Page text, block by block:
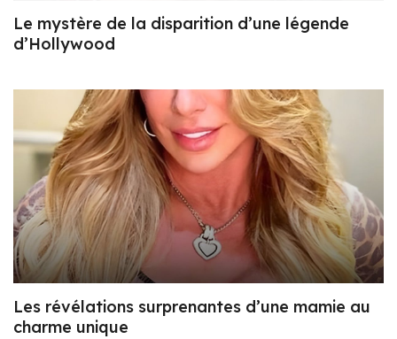
Le mystère de la disparition d’une légende
d’Hollywood
Les révélations surprenantes d’une mamie au
charme unique